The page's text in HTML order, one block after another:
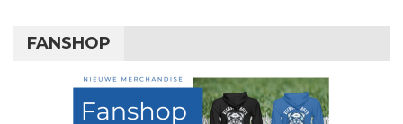
FANSHOP